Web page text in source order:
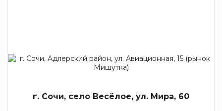
г. Сочи, село Весёлое, ул. Мира, 60